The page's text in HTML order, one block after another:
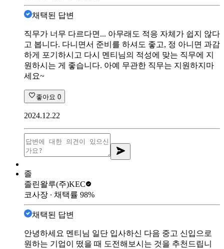
채택된 답변
직무가 너무 다르다면... 아무래도 적응 자체가 쉽지 않다
고 봅니다. 다니면서 준비를 하셔도 좋고, 정 아니면 과감
하게 포기하시고 다시 멘티님의 적성에 맞는 직무에 지
원하시는 게 좋습니다. 아예 무관한 직무는 지원하지마
세요~
좋아요 0
2024.12.22
졸
졸린왈루(주)KEC
코사장 ∙ 채택률 98%
채택된 답변
안녕하세요 멘티님 일단 입사하신 다음 중고 신입으로
원하는 기업이 떴을 때 도전해보시는 것을 추천드립니